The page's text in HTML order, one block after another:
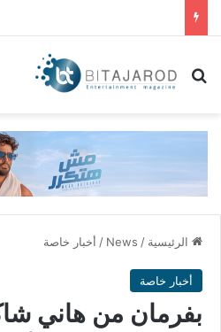
بحث عن
الرئيسية /
News
/ أخبار خاصة
أخبار خاصة
بفرمان من هاني